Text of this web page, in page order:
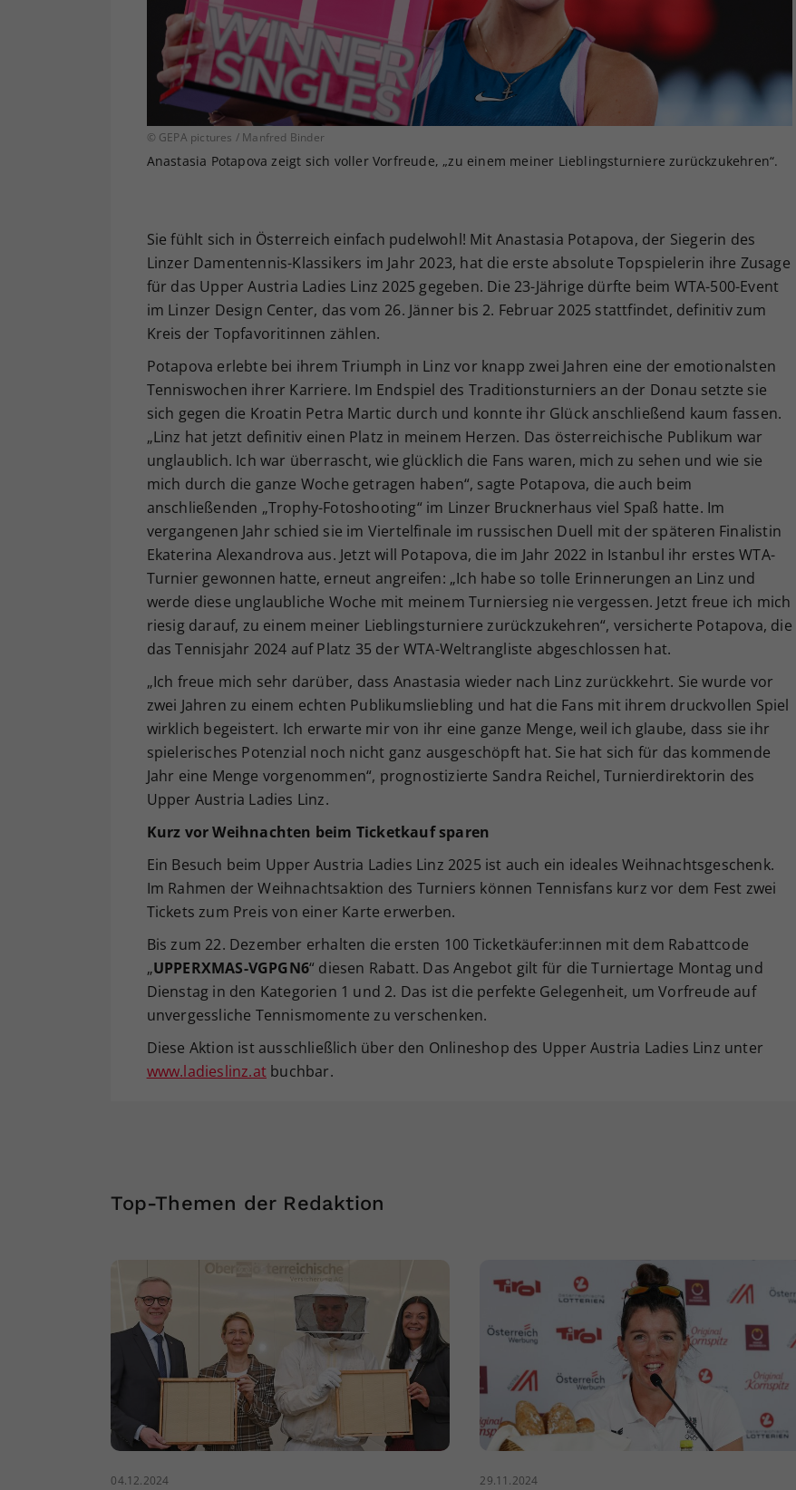
© GEPA pictures / Manfred Binder
Anastasia Potapova zeigt sich voller Vorfreude, „zu einem meiner Lieblingsturniere zurückzukehren“.
Sie fühlt sich in Österreich einfach pudelwohl! Mit Anastasia Potapova, der Siegerin des
Linzer Damentennis-Klassikers im Jahr 2023, hat die erste absolute Topspielerin ihre Zusage
für das Upper Austria Ladies Linz 2025 gegeben. Die 23-Jährige dürfte beim WTA-500-Event
im Linzer Design Center, das vom 26. Jänner bis 2. Februar 2025 stattfindet, definitiv zum
Kreis der Topfavoritinnen zählen.
Potapova erlebte bei ihrem Triumph in Linz vor knapp zwei Jahren eine der emotionalsten
Tenniswochen ihrer Karriere. Im Endspiel des Traditionsturniers an der Donau setzte sie
sich gegen die Kroatin Petra Martic durch und konnte ihr Glück anschließend kaum fassen.
„Linz hat jetzt definitiv einen Platz in meinem Herzen. Das österreichische Publikum war
unglaublich. Ich war überrascht, wie glücklich die Fans waren, mich zu sehen und wie sie
mich durch die ganze Woche getragen haben“, sagte Potapova, die auch beim
anschließenden „Trophy-Fotoshooting“ im Linzer Brucknerhaus viel Spaß hatte. Im
vergangenen Jahr schied sie im Viertelfinale im russischen Duell mit der späteren Finalistin
Ekaterina Alexandrova aus. Jetzt will Potapova, die im Jahr 2022 in Istanbul ihr erstes WTA-
Turnier gewonnen hatte, erneut angreifen: „Ich habe so tolle Erinnerungen an Linz und
werde diese unglaubliche Woche mit meinem Turniersieg nie vergessen. Jetzt freue ich mich
riesig darauf, zu einem meiner Lieblingsturniere zurückzukehren“, versicherte Potapova, die
das Tennisjahr 2024 auf Platz 35 der WTA-Weltrangliste abgeschlossen hat.
„Ich freue mich sehr darüber, dass Anastasia wieder nach Linz zurückkehrt. Sie wurde vor
zwei Jahren zu einem echten Publikumsliebling und hat die Fans mit ihrem druckvollen Spiel
wirklich begeistert. Ich erwarte mir von ihr eine ganze Menge, weil ich glaube, dass sie ihr
spielerisches Potenzial noch nicht ganz ausgeschöpft hat. Sie hat sich für das kommende
Jahr eine Menge vorgenommen“, prognostizierte Sandra Reichel, Turnierdirektorin des
Upper Austria Ladies Linz.
Kurz vor Weihnachten beim Ticketkauf sparen
Ein Besuch beim Upper Austria Ladies Linz 2025 ist auch ein ideales Weihnachtsgeschenk.
Im Rahmen der Weihnachtsaktion des Turniers können Tennisfans kurz vor dem Fest zwei
Tickets zum Preis von einer Karte erwerben.
Bis zum 22. Dezember erhalten die ersten 100 Ticketkäufer:innen mit dem Rabattcode
„UPPERXMAS-VGPGN6“ diesen Rabatt. Das Angebot gilt für die Turniertage Montag und
Dienstag in den Kategorien 1 und 2. Das ist die perfekte Gelegenheit, um Vorfreude auf
unvergessliche Tennismomente zu verschenken.
Diese Aktion ist ausschließlich über den Onlineshop des Upper Austria Ladies Linz unter
www.ladieslinz.at buchbar.
Top-Themen der Redaktion
04.12.2024 29.11.2024
Ihrer vorgenommen Einstellungen, falls der
Webseiten-Betreiber dies eingestellt hat.